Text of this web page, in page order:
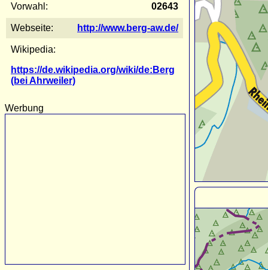
Vorwahl: 02643
Webseite: http://www.berg-aw.de/
Wikipedia:
https://de.wikipedia.org/wiki/de:Berg
(bei Ahrweiler)
Werbung